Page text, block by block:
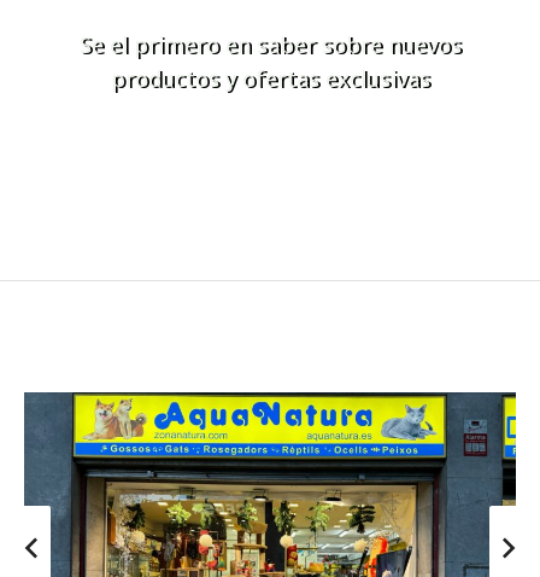
Se el primero en saber sobre nuevos
productos y ofertas exclusivas